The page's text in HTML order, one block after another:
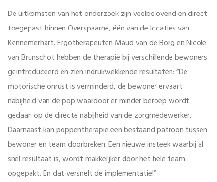
De uitkomsten van het onderzoek zijn veelbelovend en direct
toegepast binnen Overspaarne, één van de locaties van
Kennemerhart. Ergotherapeuten Maud van de Borg en Nicole
van Brunschot hebben de therapie bij verschillende bewoners
geïntroduceerd en zien indrukwekkende resultaten: “De
motorische onrust is verminderd, de bewoner ervaart
nabijheid van de pop waardoor er minder beroep wordt
gedaan op de directe nabijheid van de zorgmedewerker.
Daarnaast kan poppentherapie een bestaand patroon tussen
bewoner en team doorbreken. Een nieuwe insteek waarbij al
snel resultaat is, wordt makkelijker door het hele team
opgepakt. En dat versnelt de implementatie!”